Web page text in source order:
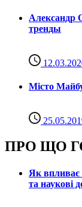
Александр
тренды
Місто
ПРО ЩО
Як впливає
та наукові